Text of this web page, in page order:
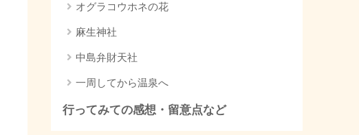
オグラコウホネの花
麻生神社
中島弁財天社
一周してから温泉へ
行ってみての感想・留意点など